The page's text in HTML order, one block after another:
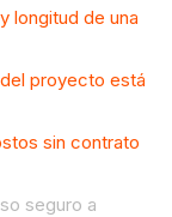
longitud de una
proyecto está
sin contrato
seguro a